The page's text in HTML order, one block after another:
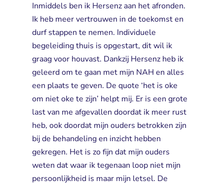
Inmiddels ben ik Hersenz aan het afronden.
Ik heb meer vertrouwen in de toekomst en
durf stappen te nemen. Individuele
begeleiding thuis is opgestart, dit wil ik
graag voor houvast. Dankzij Hersenz heb ik
geleerd om te gaan met mijn NAH en alles
een plaats te geven. De quote ‘het is oke
om niet oke te zijn’ helpt mij. Er is een grote
last van me afgevallen doordat ik meer rust
heb, ook doordat mijn ouders betrokken zijn
bij de behandeling en inzicht hebben
gekregen. Het is zo fijn dat mijn ouders
weten dat waar ik tegenaan loop niet mijn
persoonlijkheid is maar mijn letsel. De